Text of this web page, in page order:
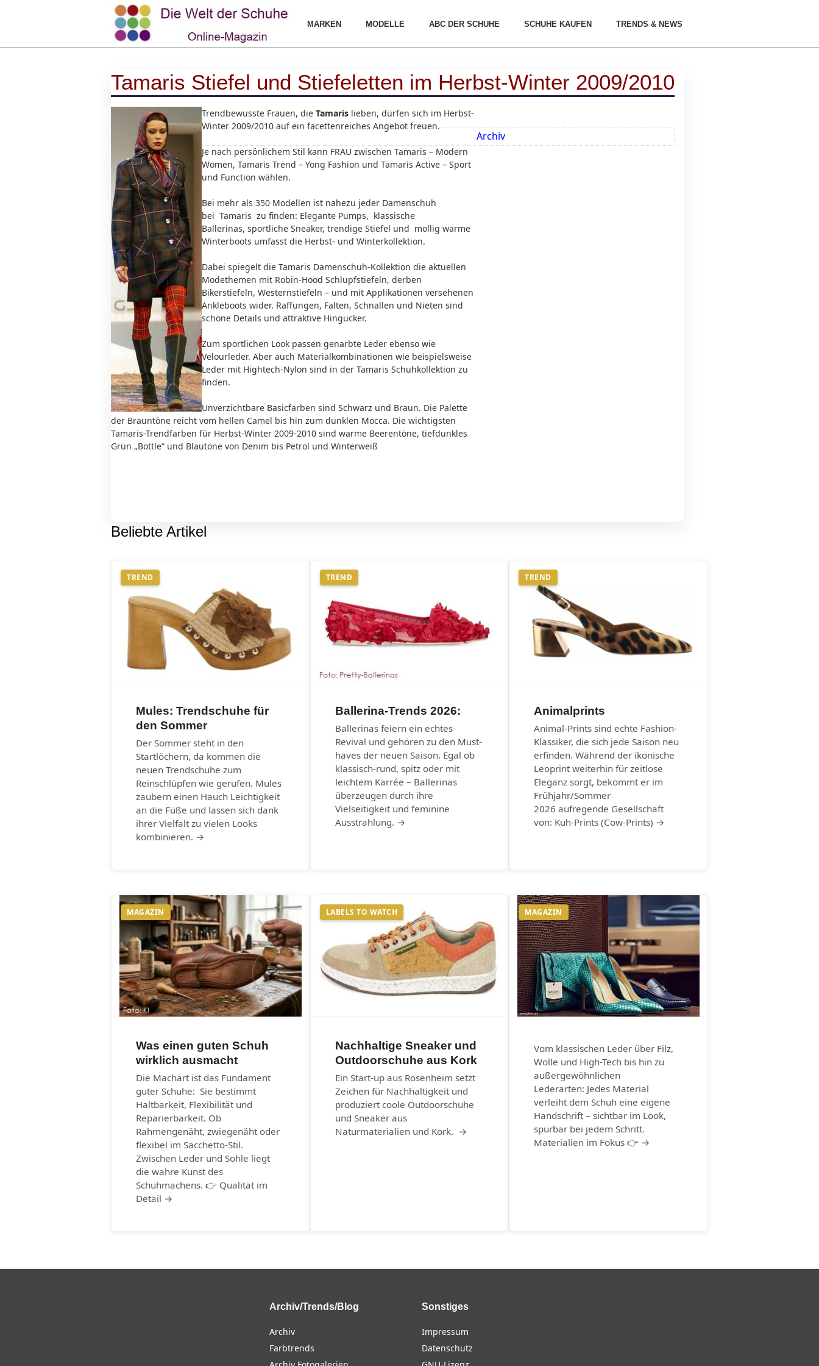
MARKEN MODELLE ABC DER SCHUHE SCHUHE KAUFEN TRENDS & NEWS
Tamaris Stiefel und Stiefeletten im Herbst-Winter 2009/2010
Trendbewusste Frauen, die Tamaris lieben, dürfen sich im Herbst-
Winter 2009/2010 auf ein facettenreiches Angebot freuen.
Je nach persönlichem Stil kann FRAU zwischen Tamaris – Modern
Women, Tamaris Trend – Yong Fashion und Tamaris Active – Sport
und Function wählen.
Bei mehr als 350 Modellen ist nahezu jeder Damenschuh
bei Tamaris zu finden: Elegante Pumps, klassische
Ballerinas, sportliche Sneaker, trendige Stiefel und mollig warme
Winterboots umfasst die Herbst- und Winterkollektion.
Dabei spiegelt die Tamaris Damenschuh-Kollektion die aktuellen
Modethemen mit Robin-Hood Schlupfstiefeln, derben
Bikerstiefeln, Westernstiefeln – und mit Applikationen versehenen
Ankleboots wider. Raffungen, Falten, Schnallen und Nieten sind
schöne Details und attraktive Hingucker.
Zum sportlichen Look passen genarbte Leder ebenso wie
Velourleder. Aber auch Materialkombinationen wie beispielsweise
Leder mit Hightech-Nylon sind in der Tamaris Schuhkollektion zu
finden.
Unverzichtbare Basicfarben sind Schwarz und Braun. Die Palette
der Brauntöne reicht vom hellen Camel bis hin zum dunklen Mocca. Die wichtigsten
Tamaris-Trendfarben für Herbst-Winter 2009-2010 sind warme Beerentöne, tiefdunkles
Grün „Bottle“ und Blautöne von Denim bis Petrol und Winterweiß
Archiv
Beliebte Artikel
TREND
Mules: Trendschuhe für
den Sommer
Der Sommer steht in den
Startlöchern, da kommen die
neuen Trendschuhe zum
Reinschlüpfen wie gerufen. Mules
zaubern einen Hauch Leichtigkeit
an die Füße und lassen sich dank
ihrer Vielfalt zu vielen Looks
kombinieren. →
TREND
Ballerina-Trends 2026:
Ballerinas feiern ein echtes
Revival und gehören zu den Must-
haves der neuen Saison. Egal ob
klassisch-rund, spitz oder mit
leichtem Karrée – Ballerinas
überzeugen durch ihre
Vielseitigkeit und feminine
Ausstrahlung. →
TREND
Animalprints
Animal-Prints sind echte Fashion-
Klassiker, die sich jede Saison neu
erfinden. Während der ikonische
Leoprint weiterhin für zeitlose
Eleganz sorgt, bekommt er im
Frühjahr/Sommer
2026 aufregende Gesellschaft
von: Kuh-Prints (Cow-Prints) →
MAGAZIN
Was einen guten Schuh
wirklich ausmacht
Die Machart ist das Fundament
guter Schuhe: Sie bestimmt
Haltbarkeit, Flexibilität und
Reparierbarkeit. Ob
Rahmengenäht, zwiegenäht oder
flexibel im Sacchetto-Stil.
Zwischen Leder und Sohle liegt
die wahre Kunst des
Schuhmachens. 👉 Qualität im
Detail →
LABELS TO WATCH
Nachhaltige Sneaker und
Outdoorschuhe aus Kork
Ein Start-up aus Rosenheim setzt
Zeichen für Nachhaltigkeit und
produziert coole Outdoorschuhe
und Sneaker aus
Naturmaterialien und Kork. →
MAGAZIN
Vom klassischen Leder über Filz,
Wolle und High-Tech bis hin zu
außergewöhnlichen
Lederarten: Jedes Material
verleiht dem Schuh eine eigene
Handschrift – sichtbar im Look,
spürbar bei jedem Schritt.
Materialien im Fokus 👉 →
Archiv/Trends/Blog
Archiv
Farbtrends
Sonstiges
Impressum
Datenschutz